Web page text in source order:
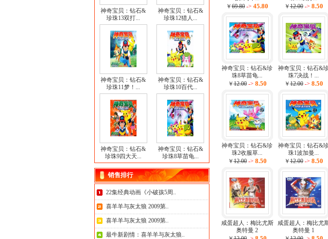
神奇宝贝：钻石&
珍珠13双打...
神奇宝贝：钻石&
珍珠12猎人...
神奇宝贝：钻石&
珍珠11梦！...
神奇宝贝：钻石&
珍珠10百代...
神奇宝贝：钻石&
珍珠9四大天...
神奇宝贝：钻石&
珍珠8草苗龟...
销售排行
22集经典动画《小破孩5周..
喜羊羊与灰太狼 2009第..
喜羊羊与灰太狼 2009第..
最牛新剧情：喜羊羊与灰太狼..
￥ 69.80 -> 45.80
￥12.00 -> 8.50
神奇宝贝：钻石&珍
珠8草苗龟...
￥12.00 -> 8.50
神奇宝贝：钻石&
珠7决战！...
￥12.00 -> 8.50
神奇宝贝：钻石&珍
珠2收服草...
￥12.00 -> 8.50
神奇宝贝：钻石&
珠1波加曼...
￥12.00 -> 8.50
咸蛋超人：梅比尤斯
奥特曼 2
咸蛋超人：梅比尤
奥特曼 1